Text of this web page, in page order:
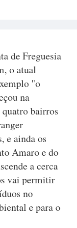
de Freguesia
o atual
"o
na
bairros
e ainda os
Amaro e do
a cerca
vai permitir
no
e para o